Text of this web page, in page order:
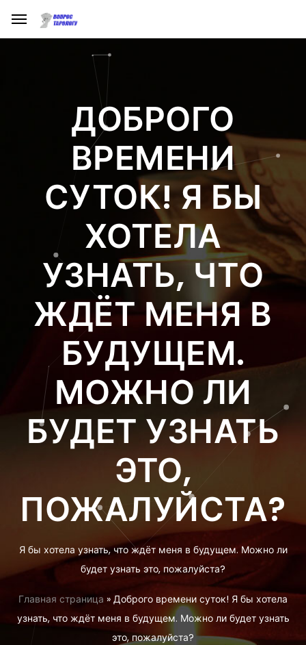
ДОБРОГО
ВРЕМЕНИ
СУТОК! Я БЫ
ХОТЕЛА
УЗНАТЬ, ЧТО
ЖДЁТ МЕНЯ В
БУДУЩЕМ.
МОЖНО ЛИ
БУДЕТ УЗНАТЬ
ЭТО,
ПОЖАЛУЙСТА?
Я бы хотела узнать, что ждёт меня в будущем. Можно ли
будет узнать это, пожалуйста?
Главная страница » Доброго времени суток! Я бы хотела
узнать, что ждёт меня в будущем. Можно ли будет узнать
это, пожалуйста?